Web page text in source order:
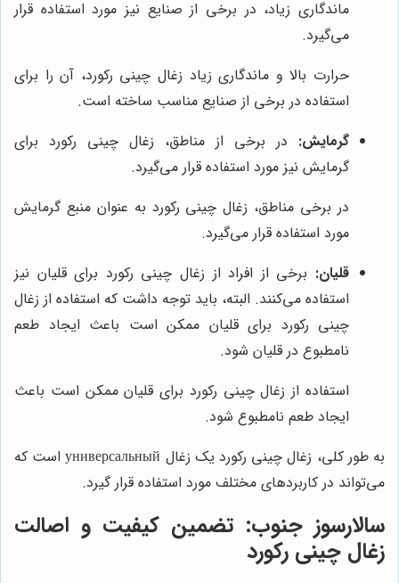
ماندگاری زیاد، در برخی از صنایع نیز مورد استفاده قرار
می‌گیرد.
حرارت بالا و ماندگاری زیاد زغال چینی رکورد، آن را برای
استفاده در برخی از صنایع مناسب ساخته است.
گرمایش: در برخی از مناطق، زغال چینی رکورد برای
گرمایش نیز مورد استفاده قرار می‌گیرد.
در برخی مناطق، زغال چینی رکورد به عنوان منبع گرمایش
مورد استفاده قرار می‌گیرد.
قلیان: برخی از افراد از زغال چینی رکورد برای قلیان نیز
استفاده می‌کنند. البته، باید توجه داشت که استفاده از زغال
چینی رکورد برای قلیان ممکن است باعث ایجاد طعم
نامطبوع در قلیان شود.
استفاده از زغال چینی رکورد برای قلیان ممکن است باعث
ایجاد طعم نامطبوع شود.
به طور کلی، زغال چینی رکورد یک زغال универсальный است که
می‌تواند در کاربردهای مختلف مورد استفاده قرار گیرد.
سالارسوز جنوب: تضمین کیفیت و اصالت
زغال چینی رکورد